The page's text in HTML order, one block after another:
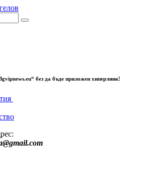
без да бъде приложен хиперлинк!